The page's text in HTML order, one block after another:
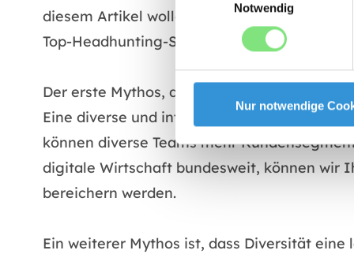
Notwendig
Nur notwendige
diesem Artikel wollen wir einige dieser
Top-Headhunting-Service für digitale
Der erste Mythos, den wir entlarven, ist,
Eine diverse und integrative
können diverse Teams mehr
digitale Wirtschaft bundesweit, können wir
bereichern werden.
Ein weiterer Mythos ist, dass Diversität